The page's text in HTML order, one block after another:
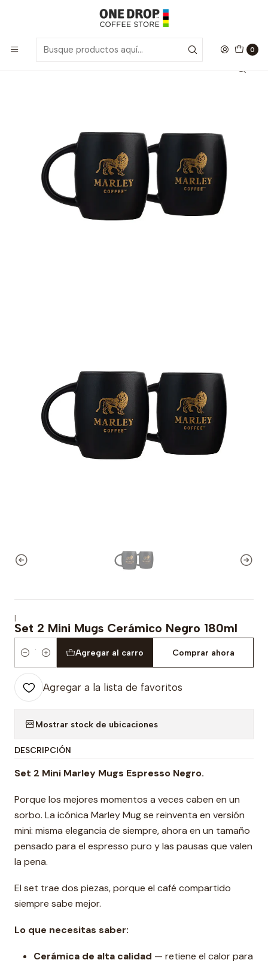
0
Inicio Marley Coffee
Set 2 Mini Mugs Cerámico Negro 180ml
|
Set 2 Mini Mugs Cerámico Negro 180ml
Cantidad
Agregar al carro Comprar ahora
Agregar a la lista de favoritos
Mostrar stock de ubicaciones
DESCRIPCIÓN
Set 2 Mini Marley Mugs Espresso Negro.
Porque los mejores momentos a veces caben en un
sorbo. La icónica Marley Mug se reinventa en versión
mini: misma elegancia de siempre, ahora en un tamaño
pensado para el espresso puro y las pausas que valen
la pena.
El set trae dos piezas, porque el café compartido
siempre sabe mejor.
Lo que necesitas saber:
Cerámica de alta calidad — retiene el calor para